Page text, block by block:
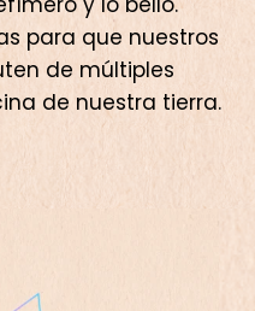
para que nuestros
de múltiples
de nuestra tierra.